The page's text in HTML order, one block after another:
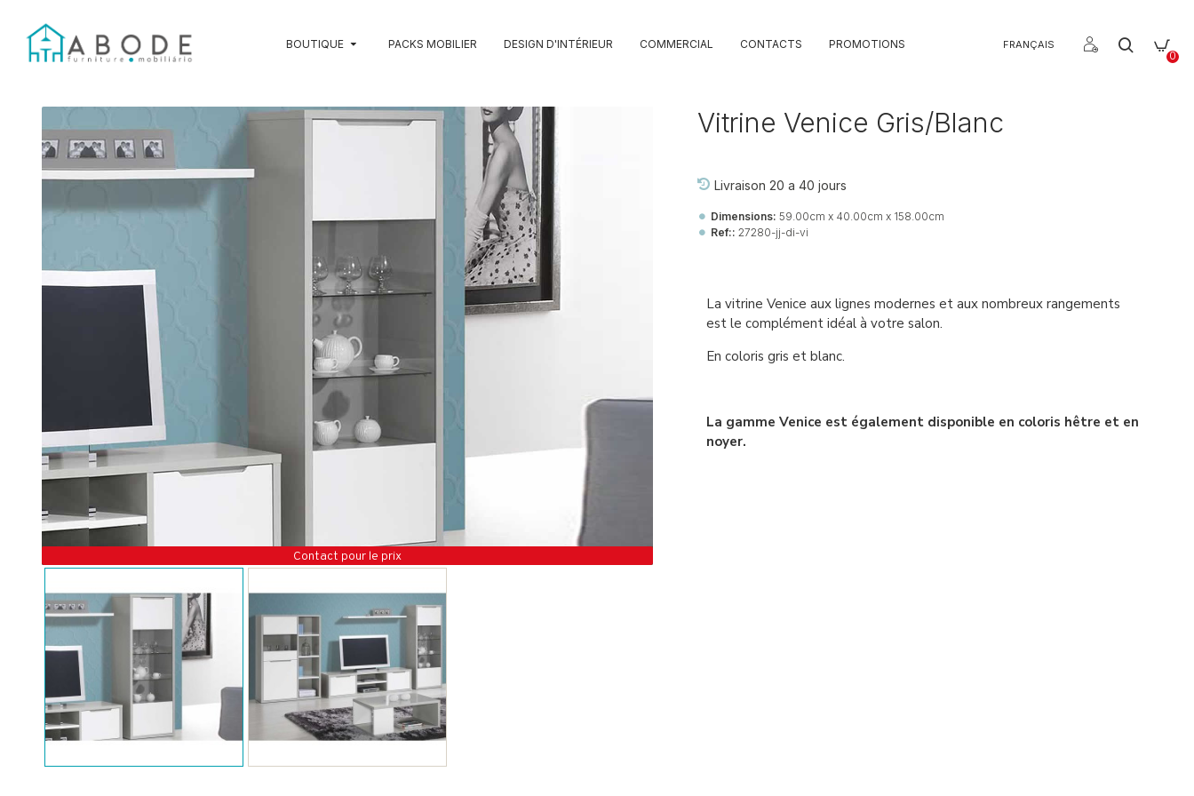
BOUTIQUE PACKS MOBILIER DESIGN D'INTÉRIEUR COMMERCIAL CONTACTS PROMOTIONS FRANÇAIS
0
Contact pour le prix
Vitrine Venice Gris/Blanc
Livraison 20 a 40 jours
Dimensions: 59.00cm x 40.00cm x 158.00cm
Ref:: 27280-jj-di-vi
La vitrine Venice aux lignes modernes et aux nombreux rangements
est le complément idéal à votre salon.
En coloris gris et blanc.
La gamme Venice est également disponible en coloris hêtre et en
noyer.